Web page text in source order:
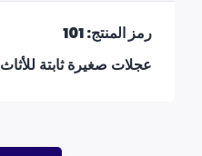
رمز المنتج: 101
عجلات صغيرة ثابتة للأثاث 28 مم